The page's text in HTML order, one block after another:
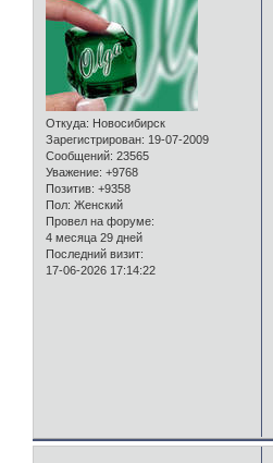
Откуда: Новосибирск
Зарегистрирован: 19-07-2009
Сообщений: 23565
Уважение: +9768
Позитив: +9358
Пол: Женский
Провел на форуме:
4 месяца 29 дней
Последний визит:
17-06-2026 17:14:22